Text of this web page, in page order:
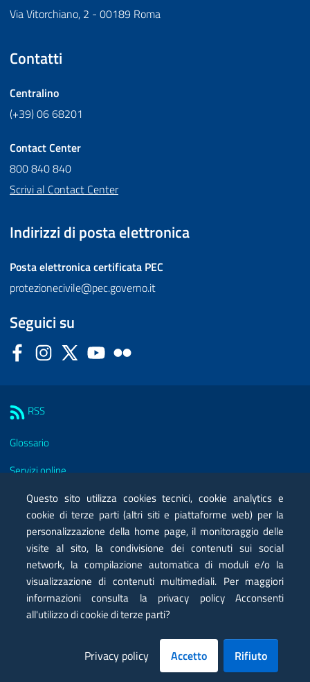
Via Vitorchiano, 2 - 00189 Roma
Contatti
Centralino
(+39) 06 68201
Contact Center
800 840 840
Scrivi al Contact Center
Indirizzi di posta elettronica
Posta elettronica certificata PEC
protezionecivile@pec.governo.it
Seguici su
FacebookInstagram
Twitter YouTube
RSS
Glossario
Servizi online
Moduli
Posta elettronica certificata PEC
Privacy
Note legali
Contatti
Dichiarazione di accessibilità
Questo sito utilizza cookies tecnici, cookie analytics e
cookie di terze parti (altri siti e piattaforme web) per la
personalizzazione della home page, il monitoraggio delle
visite al sito, la condivisione dei contenuti sui social
network, la compilazione automatica di moduli e/o la
visualizzazione di contenuti multimediali. Per maggiori
informazioni consulta la privacy policy Acconsenti
all'utilizzo di cookie di terze parti?
Privacy policy Accetto Rifiuto